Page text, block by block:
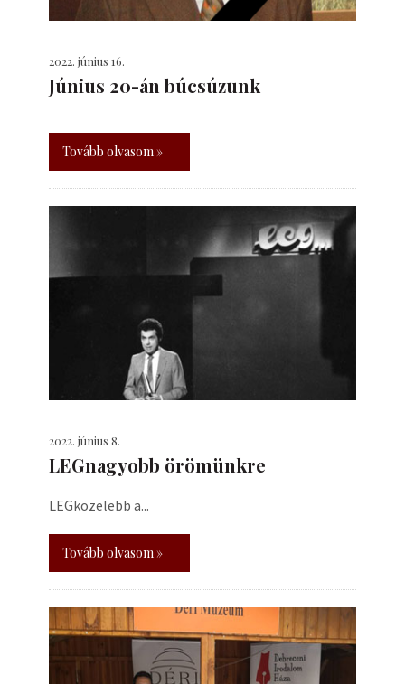
2022. június 16.
Június 20-án búcsúzunk
Tovább olvasom »
2022. június 8.
LEGnagyobb örömünkre
LEGközelebb a...
Tovább olvasom »